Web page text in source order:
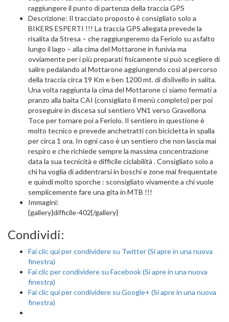
raggiungere il punto di partenza della traccia GPS
Descrizione: Il tracciato proposto è consigliato solo a
BIKERS ESPERTI !!! La traccia GPS allegata prevede la
risalita da Stresa – che raggiungeremo da Feriolo su asfalto
lungo il lago – alla cima del Mottarone in funivia ma
ovviamente per i più preparati fisicamente si può scegliere di
salire pedalando al Mottarone aggiungendo così al percorso
della traccia circa 19 Km e ben 1200 mt. di dislivello in salita.
Una volta raggiunta la cima del Mottarone ci siamo fermati a
pranzo alla baita CAI (consigliato il menù completo) per poi
proseguire in discesa sul sentiero VN1 verso Gravellona
Toce per tornare poi a Feriolo. Il sentiero in questione è
molto tecnico e prevede anchetratti con bicicletta in spalla
per circa 1 ora. In ogni caso è un sentiero che non lascia mai
respiro e che richiede sempre la massima concentrazione
data la sua tecnicità e difficile ciclabilità . Consigliato solo a
chi ha voglia di addentrarsi in boschi e zone mai frequentate
e quindi molto sporche : sconsigliato vivamente a chi vuole
semplicemente fare una gita in MTB !!!
Immagini:
{gallery}difficile-402{/gallery}
Condividi:
Fai clic qui per condividere su Twitter (Si apre in una nuova
finestra)
Fai clic per condividere su Facebook (Si apre in una nuova
finestra)
Fai clic qui per condividere su Google+ (Si apre in una nuova
finestra)